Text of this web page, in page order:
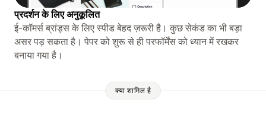
प्रदर्शन के लिए अनुकूलित
ई-कॉमर्स ब्रांड्स के लिए स्पीड बेहद ज़रूरी है। कुछ सेकंड का भी बड़ा
असर पड़ सकता है। पेपर को शुरू से ही परफॉर्मेंस को ध्यान में रखकर
बनाया गया है।
क्या शामिल है